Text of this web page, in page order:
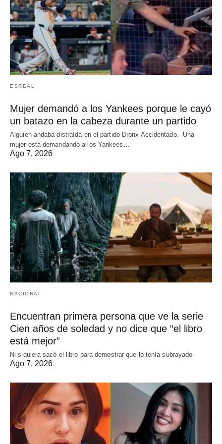
ESREAL
Mujer demandó a los Yankees porque le cayó
un batazo en la cabeza durante un partido
Alguien andaba distraída en el partido Bronx Accidentado.- Una
mujer está demandando a los Yankees…
Ago 7, 2026
NACIONAL
Encuentran primera persona que ve la serie
Cien años de soledad y no dice que “el libro
está mejor”
Ni siquiera sacó el libro para demostrar que lo tenía subrayado
Ago 7, 2026